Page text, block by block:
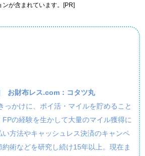
が含まれています。[PR]
] お財布レス.com：コタツ丸
っかけに、ポイ活・マイルを貯めること
の経験を生かして大量のマイル獲得に
方法やキャッシュレス決済のキャンペ
術などを研究し続け15年以上。現在ま